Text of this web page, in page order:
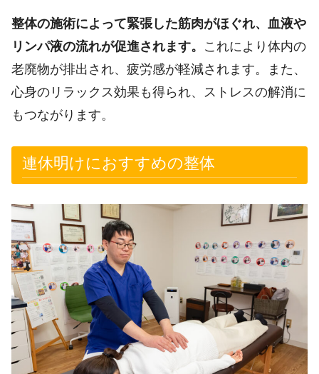
整体の施術によって緊張した筋肉がほぐれ、血液や
リンパ液の流れが促進されます。 これにより体内の
老廃物が排出され、疲労感が軽減されます。また、
心身のリラックス効果も得られ、ストレスの解消に
もつながります。
連休明けにおすすめの整体